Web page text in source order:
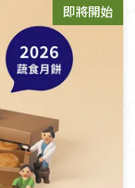
即將開始